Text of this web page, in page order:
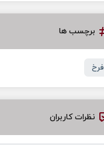
برچسب ها
فرخ
نظرات کاربران